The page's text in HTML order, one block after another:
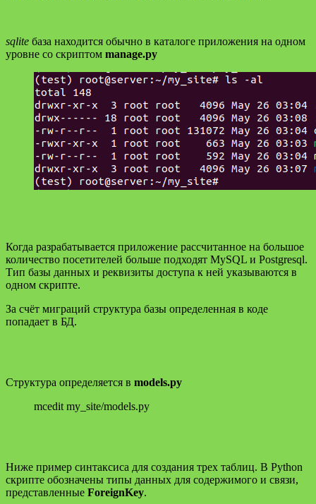
sqlite база находится обычно в каталоге приложения на одном
уровне со скриптом manage.py
Когда разрабатывается приложение рассчитанное на большое
количество посетителей больше подходят MySQL и Postgresql.
Тип базы данных и реквизиты доступа к ней указываются в
одном скрипте.
За счёт миграций структура базы определенная в коде
попадает в БД.
Структура определяется в models.py
mcedit my_site/models.py
Ниже пример синтаксиса для создания трех таблиц. В Python
скрипте обозначены типы данных для содержимого и связи,
представленные ForeignKey.